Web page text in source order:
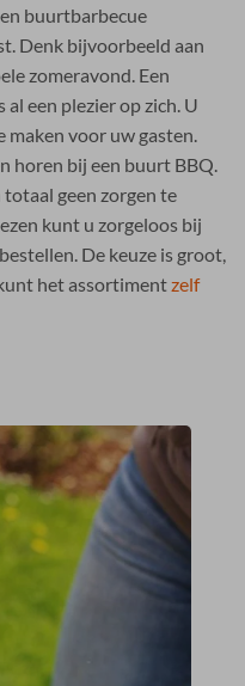
buurtbarbecue
Denk bijvoorbeeld aan
zomeravond. Een
een plezier op zich. U
maken voor uw gasten.
horen bij een buurt BBQ.
geen zorgen te
kunt u zorgeloos bij
De keuze is groot,
het assortimentzelf